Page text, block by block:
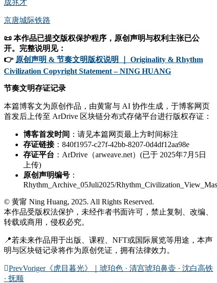
成兆才
京唐城际铁路
📜 本作品已提交版权保护程序，原创声明与权利主张已公
开。完整说明见：
👉 原创声明 & 节奏文明版权说明 ｜ Originality & Rhythm
Civilization Copyright Statement – NING HUANG
节奏文明存证记录
本篇博客文为原创作品，由黄甯与 AI 协作生成，于博客网页
首发后上传至 ArDrive 区块链分布式存储平台进行版权存证：
博客首发时间 ：请见本篇网页最上方时间标注
存证链接：840f1957-c27f-42bb-8207-0d4df12aa98e
存证平台 ：ArDrive（arweave.net）(已于 2025年7月5日
上传)
原创声明编号 ：
Rhythm_Archive_05Juli2025/
© 黄甯 Ning Huang, 2025. All Rights Reserved.
本作品受版权法保护，未经作者书面许可，禁止复制、改编、
转载或商用，侵权必究。
📍若未来作品用于出版、课程、NFT或国际展览等用途，本声
明与区块链记录将作为原创凭证，拥有法律效力。
PrevVoriger《虎目暮光》｜琥珀色 · 清宫琥珀鼻壶 · 沈白高铁
· 抚顺